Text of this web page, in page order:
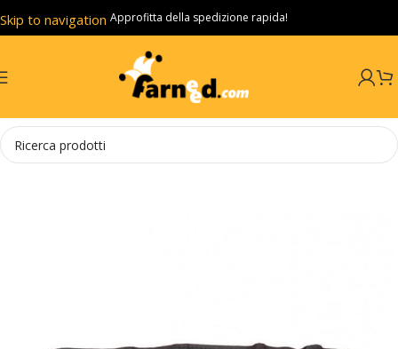
Skip to navigation
Skip to main content
Approfitta della spedizione rapida!